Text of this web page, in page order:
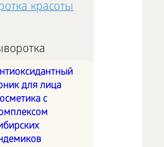
красоты
клетки,
коже
для лица
с